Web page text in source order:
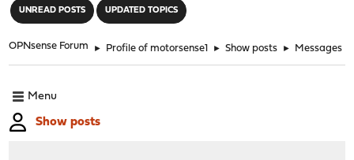
UNREAD POSTS UPDATED TOPICS
OPNsense Forum ► Profile of motorsense1 ► Show posts ► Messages
Menu
Show posts